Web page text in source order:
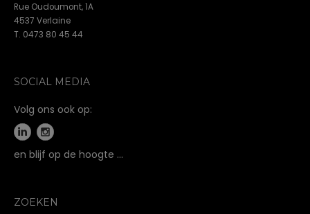
Rue Oudoumont, 1A
4537 Verlaine
T. 0473 80 45 44
SOCIAL MEDIA
Volg ons ook op:
en blijf op de hoogte …
ZOEKEN